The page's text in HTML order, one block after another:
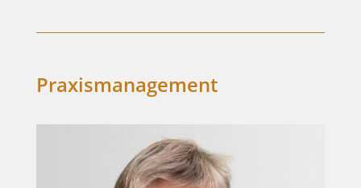
Praxismanagement